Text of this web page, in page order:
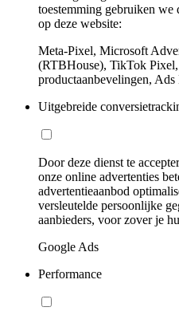
toestemming gebruiken we
op deze website:
Meta-Pixel, Microsoft
(RTBHouse), TikTok
productaanbevelingen, Ads
Uitgebreide
Door deze dienst te
onze online advertenties
advertentieaanbod
versleutelde persoonlijke
aanbieders, voor zover je
Google Ads
Performance